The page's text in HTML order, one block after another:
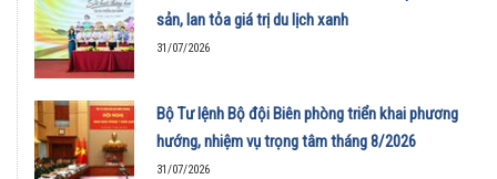
sản, lan tỏa giá trị du lịch xanh
31/07/2026
Bộ Tư lệnh Bộ đội Biên phòng triển khai phương
hướng, nhiệm vụ trọng tâm tháng 8/2026
31/07/2026